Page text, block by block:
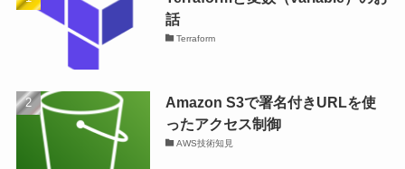
話
Terraform
Amazon S3で署名付きURLを使
ったアクセス制御
AWS技術知見